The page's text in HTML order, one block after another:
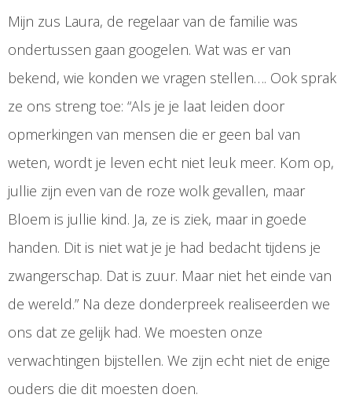
Mijn zus Laura, de regelaar van de familie was
ondertussen gaan googelen. Wat was er van
bekend, wie konden we vragen stellen…. Ook sprak
ze ons streng toe: “Als je je laat leiden door
opmerkingen van mensen die er geen bal van
weten, wordt je leven echt niet leuk meer. Kom op,
jullie zijn even van de roze wolk gevallen, maar
Bloem is jullie kind. Ja, ze is ziek, maar in goede
handen. Dit is niet wat je je had bedacht tijdens je
zwangerschap. Dat is zuur. Maar niet het einde van
de wereld.” Na deze donderpreek realiseerden we
ons dat ze gelijk had. We moesten onze
verwachtingen bijstellen. We zijn echt niet de enige
ouders die dit moesten doen.